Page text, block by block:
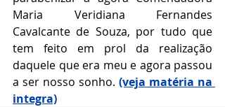
Maria Veridiana Fernandes
Cavalcante de Souza, por tudo que
tem feito em prol da realização
daquele que era meu e agora passou
a ser nosso sonho. (veja matéria na
integra)